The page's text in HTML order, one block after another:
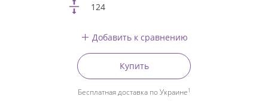
124
Добавить к сравнению
Купить
Бесплатная доставка по Украине1